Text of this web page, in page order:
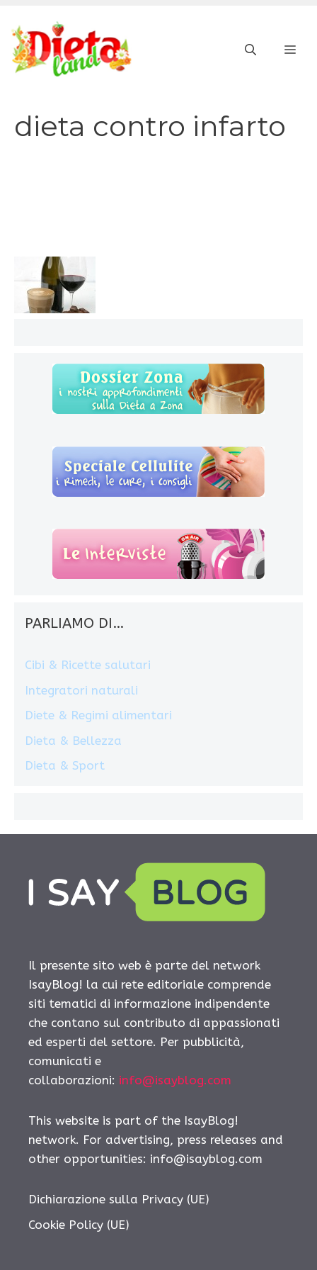
contenuto
dieta contro infarto
PARLIAMO DI…
Cibi & Ricette salutari
Integratori naturali
Diete & Regimi alimentari
Dieta & Bellezza
Dieta & Sport
Il presente sito web è parte del network
IsayBlog! la cui rete editoriale comprende
siti tematici di informazione indipendente
che contano sul contributo di appassionati
ed esperti del settore. Per pubblicità,
comunicati e
collaborazioni: info@isayblog.com
This website is part of the IsayBlog!
network. For advertising, press releases and
other opportunities: info@isayblog.com
Dichiarazione sulla Privacy (UE)
Cookie Policy (UE)